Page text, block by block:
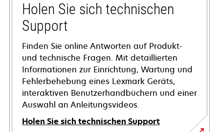
Holen Sie sich technischen
Support
Finden Sie online Antworten auf Produkt-
und technische Fragen. Mit detaillierten
Informationen zur Einrichtung, Wartung und
Fehlerbehebung eines Lexmark Geräts,
interaktiven Benutzerhandbüchern und einer
Auswahl an Anleitungsvideos.
Holen Sie sich technischen Support